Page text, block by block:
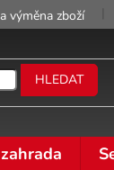
výměna zboží
HLEDAT